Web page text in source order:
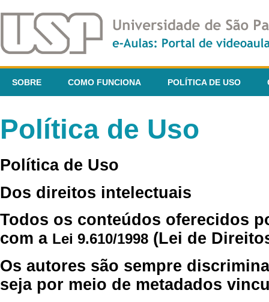
SOBRE COMO FUNCIONA POLÍTICA DE USO
Política de Uso
Política de Uso
Dos direitos intelectuais
Todos os conteúdos oferecidos
com a Lei 9.610/1998 (Lei de
Os autores são sempre
seja por meio de metadados